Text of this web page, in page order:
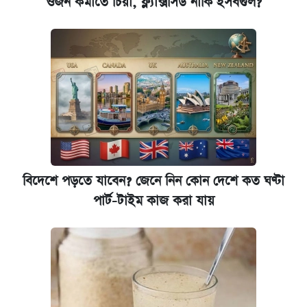
বিদেশে পড়তে যাবেন? জেনে নিন কোন দেশে কত ঘণ্টা
পার্ট-টাইম কাজ করা যায়